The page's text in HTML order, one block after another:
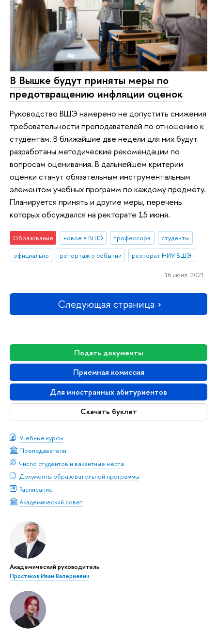
Подать документы
Приемная комиссия
Для иностранных абитуриентов
Скачать буклет
Учебные курсы
Преподаватели
Число студентов и вакантные места
Документы образовательной программы
Расписание
Академический совет
Академический руководитель
Простаков Иван Валериевич
В Вышке будут приняты меры по
предотвращению инфляции оценок
Руководство ВШЭ намерено не допустить снижения
требовательности преподавателей по отношению к
студентам. В ближайшие две недели для них будут
разработаны методические рекомендации по
вопросам оценивания. В дальнейшем критерии
оценки станут обязательным инструментальным
элементом учебных программ по каждому предмету.
Планируется принять и другие меры, перечень
которых обсуждался на ректорате 15 июня.
Образование новое в ВШЭ профессора
студенты
официально
репортаж о событии ректорат НИУ ВШЭ
16 июня 2021
Следующая страница